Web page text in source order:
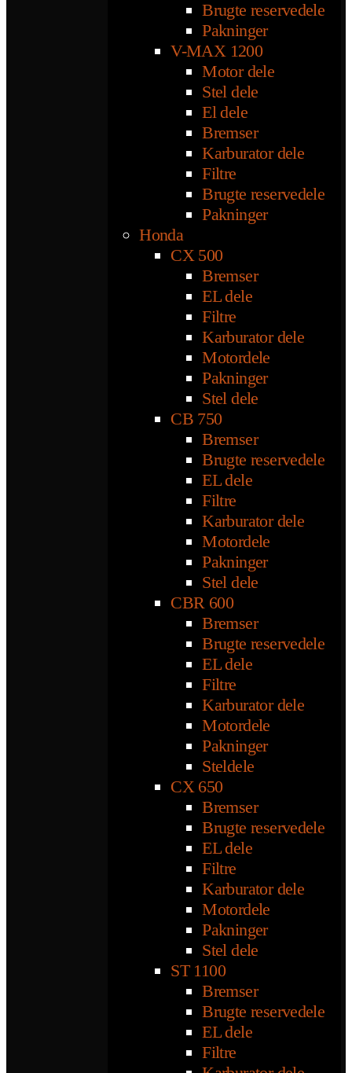
Brugte reservedele
Pakninger
V-MAX 1200
Motor dele
Stel dele
El dele
Bremser
Karburator dele
Filtre
Brugte reservedele
Pakninger
Honda
CX 500
Bremser
EL dele
Filtre
Karburator dele
Motordele
Pakninger
Stel dele
CB 750
Bremser
Brugte reservedele
EL dele
Filtre
Karburator dele
Motordele
Pakninger
Stel dele
CBR 600
Bremser
Brugte reservedele
EL dele
Filtre
Karburator dele
Motordele
Pakninger
Steldele
CX 650
Bremser
Brugte reservedele
EL dele
Filtre
Karburator dele
Motordele
Pakninger
Stel dele
ST 1100
Bremser
Brugte reservedele
EL dele
Filtre